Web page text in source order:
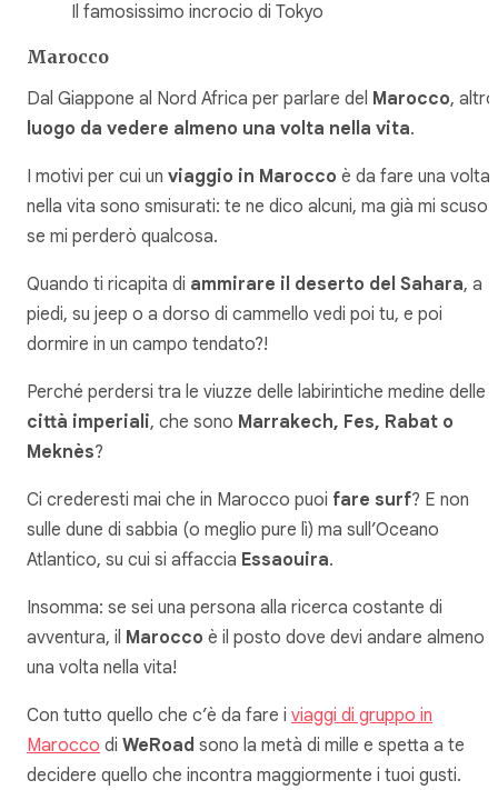
Il famosissimo incrocio di Tokyo
Marocco
Dal Giappone al Nord Africa per parlare del Marocco, altro
luogo da vedere almeno una volta nella vita.
I motivi per cui un viaggio in Marocco è da fare una volta
nella vita sono smisurati: te ne dico alcuni, ma già mi scuso
se mi perderò qualcosa.
Quando ti ricapita di ammirare il deserto del Sahara, a
piedi, su jeep o a dorso di cammello vedi poi tu, e poi
dormire in un campo tendato?!
Perché perdersi tra le viuzze delle labirintiche medine delle
città imperiali, che sono Marrakech, Fes, Rabat o
Meknès?
Ci crederesti mai che in Marocco puoi fare surf? E non
sulle dune di sabbia (o meglio pure lì) ma sull’Oceano
Atlantico, su cui si affaccia Essaouira.
Insomma: se sei una persona alla ricerca costante di
avventura, il Marocco è il posto dove devi andare almeno
una volta nella vita!
Con tutto quello che c’è da fare i viaggi di gruppo in
Marocco di WeRoad sono la metà di mille e spetta a te
decidere quello che incontra maggiormente i tuoi gusti.